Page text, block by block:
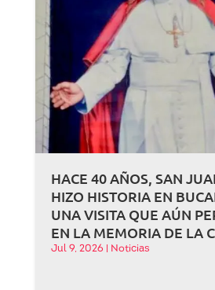
HACE 40 AÑOS, SAN
HIZO HISTORIA EN
UNA VISITA QUE AÚN
EN LA MEMORIA DE LA
Jul 9, 2026 Noticias